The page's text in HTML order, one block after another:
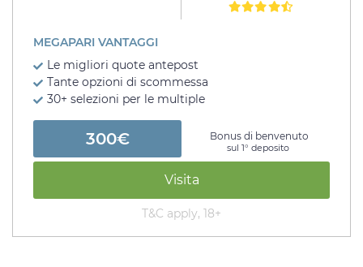
MEGAPARI VANTAGGI
Le migliori quote antepost
Tante opzioni di scommessa
30+ selezioni per le multiple
300€ Bonus di benvenuto
sul 1° deposito
Visita
T&C apply, 18+